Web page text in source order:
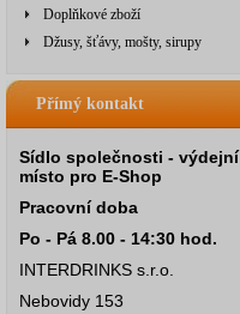
Doplňkové zboží
Džusy, šťávy, mošty, sirupy
Přímý kontakt
Sídlo společnosti - výdejní
místo pro E-Shop
Pracovní doba
Po - Pá 8.00 - 14:30 hod.
INTERDRINKS s.r.o.
Nebovidy 153